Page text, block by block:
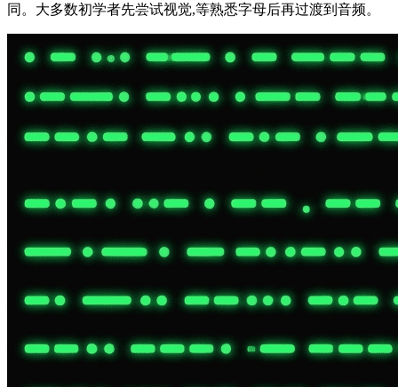
同。大多数初学者先尝试视觉,等熟悉字母后再过渡到音频。